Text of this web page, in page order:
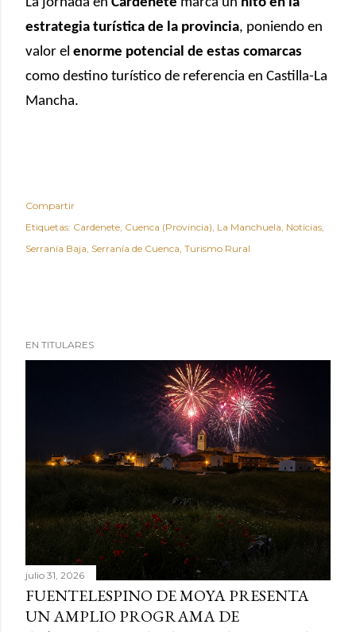
estrategia turística de la provincia, poniendo en
valor el enorme potencial de estas comarcas
como destino turístico de referencia en Castilla-La
Mancha.
Compartir
Etiquetas: Cardenete Cuenca (Provincia) La Manchuela Noticias
Serranía Baja Serranía de Cuenca Turismo Rural
EN TITULARES
julio 31, 2026
FUENTELESPINO DE MOYA PRESENTA
UN AMPLIO PROGRAMA DE